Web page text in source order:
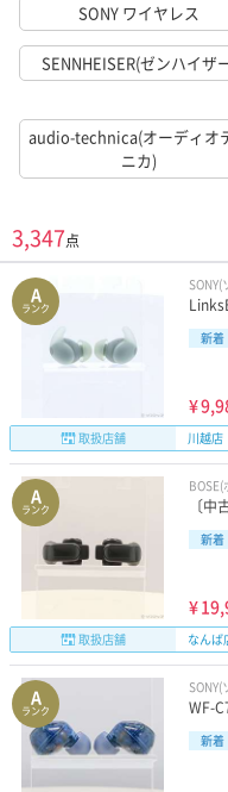
SONY ワイヤレス
SENNHEISER(ゼンハイザ
audio-technica(オーディオ
ニカ)
3,347点
A
ランク
SONY(
新着
¥
取扱店舗
川越店
A
ランク 〔
新着
¥
取扱店舗
なんば
A
ランク
SONY(
WF-
新着